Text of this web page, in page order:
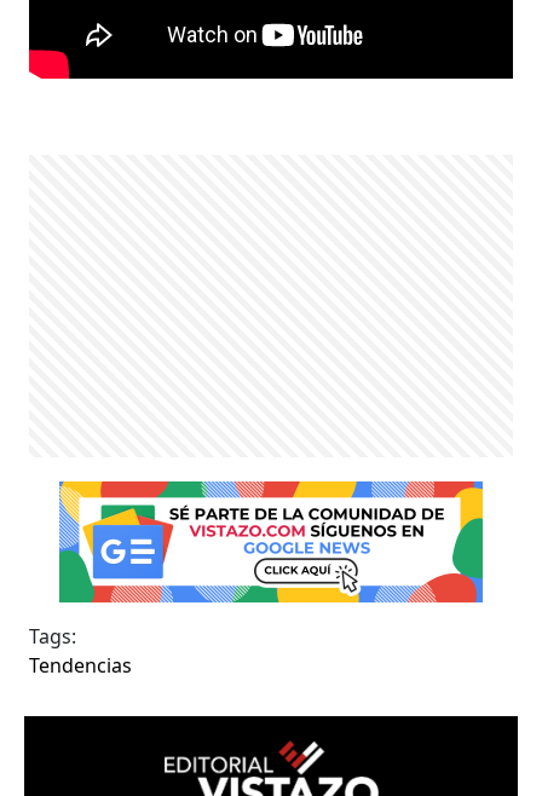
Tags:
Tendencias